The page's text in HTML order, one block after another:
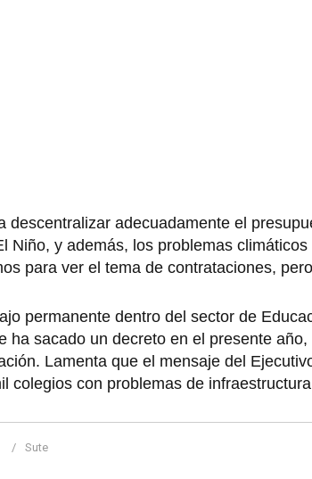
adecuadamente el
Niño, y además, los problemas
para ver el tema de contrataciones,
permanente dentro del sector de
ha sacado un decreto en el presente
Lamenta que el mensaje del
colegios con problemas de
Sute